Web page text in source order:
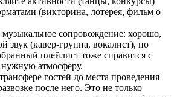
(викторина, лотерея, фильм о
музыкальное сопровождение: хорошо,
звук (кавер-группа, вокалист), но
плейлист тоже справится с
нужную атмосферу.
гостей до места проведения
после него. Это не только